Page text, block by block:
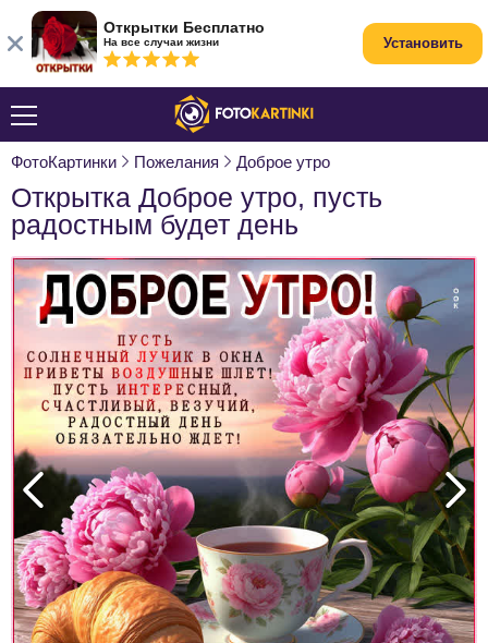
ФотоКартинки Пожелания Доброе утро
Открытка Доброе утро, пусть
радостным будет день
Открытки Бесплатно
На все случаи жизни Установить